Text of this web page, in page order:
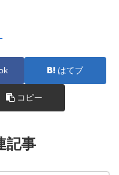
はてブ
コピー
記事